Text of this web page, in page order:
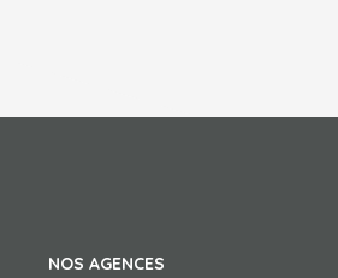
NOS AGENCES